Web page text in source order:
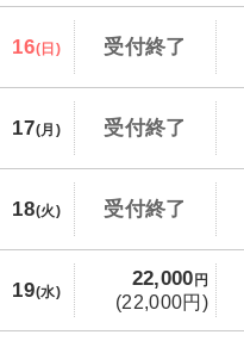
16(日) 受付終了
17(月) 受付終了
18(火) 受付終了
19(水)
22,000 円
(22,000円)